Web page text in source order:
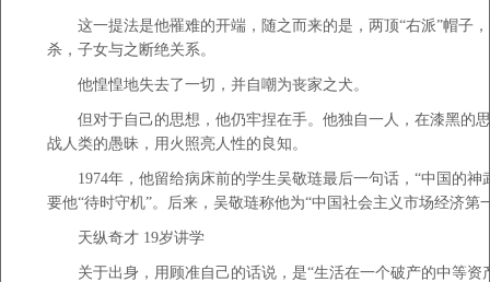
这一提法是他罹难的开端，随之而来的是，两顶“右派”帽子，
杀，子女与之断绝关系。
他惶惶地失去了一切，并自嘲为丧家之犬。
但对于自己的思想，他仍牢捏在手。他独自一人，在漆黑的
战人类的愚昧，用火照亮人性的良知。
1974年，他留给病床前的学生吴敬琏最后一句话，“中国的神
要他“待时守机”。后来，吴敬琏称他为“中国社会主义市场经济第
天纵奇才 19岁讲学
关于出身，用顾准自己的话说，是“生活在一个破产的中等资